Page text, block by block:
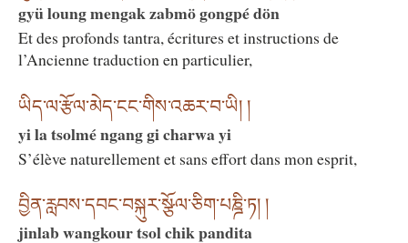
gyü loung mengak zabmö gongpé dön
Et des profonds tantra, écritures et instructions de
l’Ancienne traduction en particulier,
ཡིད་ལ་རྩོལ་མེད་ངང་གིས་འཆར་བ་ཡི། །
yi la tsolmé ngang gi charwa yi
S’élève naturellement et sans effort dans mon esprit,
བྱིན་རླབས་དབང་བསྐུར་སྩོལ་ཅིག་པཎྜི་ཏ། །
jinlab wangkour tsol chik pandita